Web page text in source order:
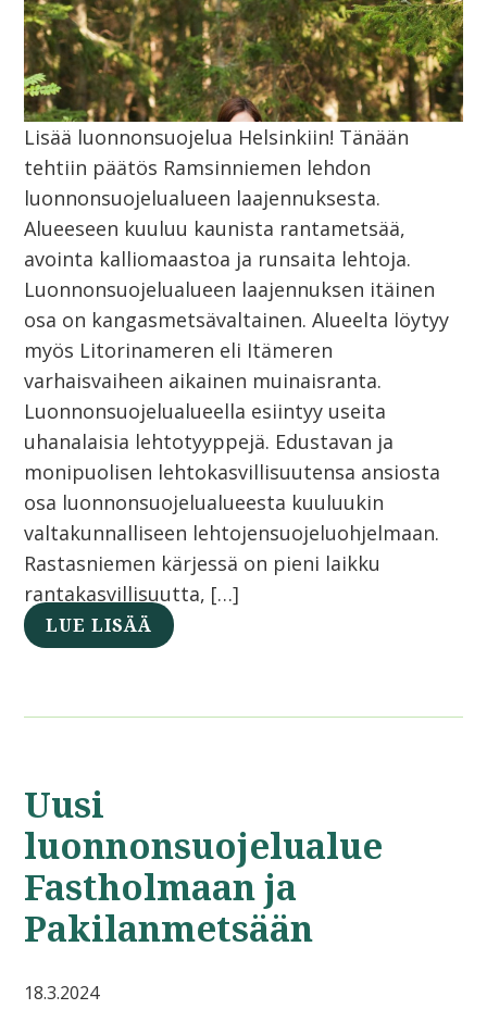
Lisää luonnonsuojelua Helsinkiin! Tänään
tehtiin päätös Ramsinniemen lehdon
luonnonsuojelualueen laajennuksesta.
Alueeseen kuuluu kaunista rantametsää,
avointa kalliomaastoa ja runsaita lehtoja.
Luonnonsuojelualueen laajennuksen itäinen
osa on kangasmetsävaltainen. Alueelta löytyy
myös Litorinameren eli Itämeren
varhaisvaiheen aikainen muinaisranta.
Luonnonsuojelualueella esiintyy useita
uhanalaisia lehtotyyppejä. Edustavan ja
monipuolisen lehtokasvillisuutensa ansiosta
osa luonnonsuojelualueesta kuuluukin
valtakunnalliseen lehtojensuojeluohjelmaan.
Rastasniemen kärjessä on pieni laikku
rantakasvillisuutta, […]
LUE LISÄÄ
Uusi
luonnonsuojelualue
Fastholmaan ja
Pakilanmetsään
18.3.2024